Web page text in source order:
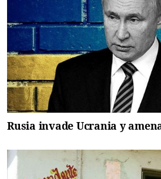
Rusia invade Ucrania y